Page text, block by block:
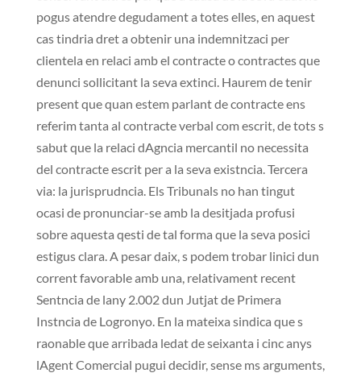
pogus atendre degudament a totes elles, en aquest
cas tindria dret a obtenir una indemnitzaci per
clientela en relaci amb el contracte o contractes que
denunci sollicitant la seva extinci. Haurem de tenir
present que quan estem parlant de contracte ens
referim tanta al contracte verbal com escrit, de tots s
sabut que la relaci dAgncia mercantil no necessita
del contracte escrit per a la seva existncia. Tercera
via: la jurisprudncia. Els Tribunals no han tingut
ocasi de pronunciar-se amb la desitjada profusi
sobre aquesta qesti de tal forma que la seva posici
estigus clara. A pesar daix, s podem trobar linici dun
corrent favorable amb una, relativament recent
Sentncia de lany 2.002 dun Jutjat de Primera
Instncia de Logronyo. En la mateixa sindica que s
raonable que arribada ledat de seixanta i cinc anys
lAgent Comercial pugui decidir, sense ms arguments,